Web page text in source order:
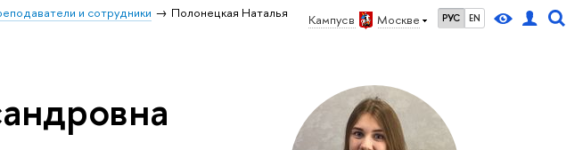
Кампус в Москве РУС EN
и сотрудники
Полонецкая Наталья